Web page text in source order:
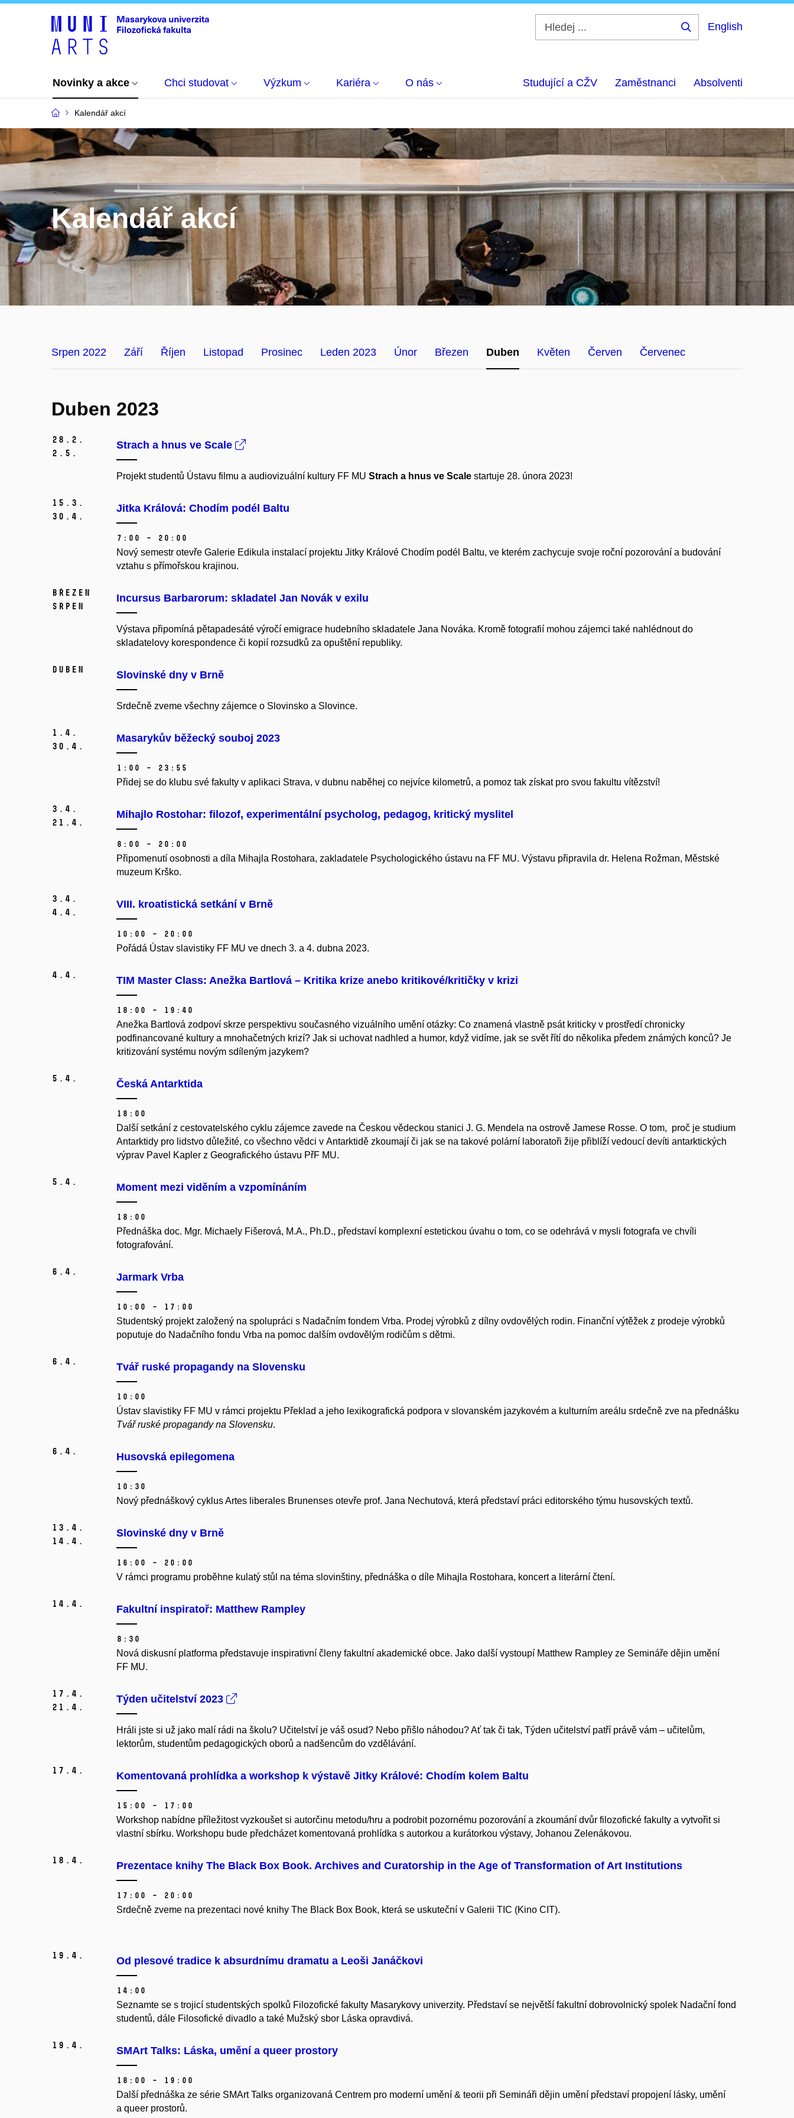
English
Novinky a akce Chci studovat Výzkum Kariéra O nás Studující a CŽV Zaměstnanci Absolventi
Kalendář akcí
Kalendář akcí
Srpen 2022 Září Říjen Listopad Prosinec Leden 2023 Únor Březen Duben Květen Červen Červenec
Duben 2023
28. 2.
2. 5.
Strach a hnus ve Scale
Projekt studentů Ústavu filmu a audiovizuální kultury FF MU Strach a hnus ve Scale startuje 28. února 2023!
15. 3.
30. 4.
Jitka Králová: Chodím podél Baltu
7:00 – 20:00
Nový semestr otevře Galerie Edikula instalací projektu Jitky Králové Chodím podél Baltu, ve kterém zachycuje svoje roční pozorování a budování
vztahu s přímořskou krajinou.
březen
srpen
Incursus Barbarorum: skladatel Jan Novák v exilu
Výstava připomíná pětapadesáté výročí emigrace hudebního skladatele Jana Nováka. Kromě fotografií mohou zájemci také nahlédnout do
skladatelovy korespondence či kopií rozsudků za opuštění republiky.
duben Slovinské dny v Brně
Srdečně zveme všechny zájemce o Slovinsko a Slovince.
1. 4.
30. 4.
Masarykův běžecký souboj 2023
1:00 – 23:55
Přidej se do klubu své fakulty v aplikaci Strava, v dubnu naběhej co nejvíce kilometrů, a pomoz tak získat pro svou fakultu vítězství!
3. 4.
21. 4.
Mihajlo Rostohar: filozof, experimentální psycholog, pedagog, kritický myslitel
8:00 – 20:00
Připomenutí osobnosti a díla Mihajla Rostohara, zakladatele Psychologického ústavu na FF MU. Výstavu připravila dr. Helena Rožman, Městské
muzeum Krško.
3. 4.
4. 4.
VIII. kroatistická setkání v Brně
10:00 – 20:00
Pořádá Ústav slavistiky FF MU ve dnech 3. a 4. dubna 2023.
4. 4. TIM Master Class: Anežka Bartlová – Kritika krize anebo kritikové/kritičky v krizi
18:00 – 19:40
Anežka Bartlová zodpoví skrze perspektivu současného vizuálního umění otázky: Co znamená vlastně psát kriticky v prostředí chronicky
podfinancované kultury a mnohačetných krizí? Jak si uchovat nadhled a humor, když vidíme, jak se svět řítí do několika předem známých konců? Je
kritizování systému novým sdíleným jazykem?
5. 4. Česká Antarktida
18:00
Další setkání z cestovatelského cyklu zájemce zavede na Českou vědeckou stanici J. G. Mendela na ostrově Jamese Rosse. O tom, proč je studium
Antarktidy pro lidstvo důležité, co všechno vědci v Antarktidě zkoumají či jak se na takové polární laboratoři žije přiblíží vedoucí devíti antarktických
výprav Pavel Kapler z Geografického ústavu PřF MU.
5. 4. Moment mezi viděním a vzpomínáním
18:00
Přednáška doc. Mgr. Michaely Fišerová, M.A., Ph.D., představí komplexní estetickou úvahu o tom, co se odehrává v mysli fotografa ve chvíli
fotografování.
6. 4. Jarmark Vrba
10:00 – 17:00
Studentský projekt založený na spolupráci s Nadačním fondem Vrba. Prodej výrobků z dílny ovdovělých rodin. Finanční výtěžek z prodeje výrobků
poputuje do Nadačního fondu Vrba na pomoc dalším ovdovělým rodičům s dětmi.
6. 4. Tvář ruské propagandy na Slovensku
10:00
Ústav slavistiky FF MU v rámci projektu Překlad a jeho lexikografická podpora v slovanském jazykovém a kulturním areálu srdečně zve na přednášku
Tvář ruské propagandy na Slovensku.
6. 4. Husovská epilegomena
10:30
Nový přednáškový cyklus Artes liberales Brunenses otevře prof. Jana Nechutová, která představí práci editorského týmu husovských textů.
13. 4.
14. 4.
Slovinské dny v Brně
16:00 – 20:00
V rámci programu proběhne kulatý stůl na téma slovinštiny, přednáška o díle Mihajla Rostohara, koncert a literární čtení.
14. 4. Fakultní inspiratoř: Matthew Rampley
8:30
Nová diskusní platforma představuje inspirativní členy fakultní akademické obce. Jako další vystoupí Matthew Rampley ze Semináře dějin umění
FF MU.
17. 4.
21. 4.
Týden učitelství 2023
Hráli jste si už jako malí rádi na školu? Učitelství je váš osud? Nebo přišlo náhodou? Ať tak či tak, Týden učitelství patří právě vám – učitelům,
lektorům, studentům pedagogických oborů a nadšencům do vzdělávání.
17. 4. Komentovaná prohlídka a workshop k výstavě Jitky Králové: Chodím kolem Baltu
15:00 – 17:00
Workshop nabídne příležitost vyzkoušet si autorčinu metodu/hru a podrobit pozornému pozorování a zkoumání dvůr filozofické fakulty a vytvořit si
vlastní sbírku. Workshopu bude předcházet komentovaná prohlídka s autorkou a kurátorkou výstavy, Johanou Zelenákovou.
18. 4. Prezentace knihy The Black Box Book. Archives and Curatorship in the Age of Transformation of Art Institutions
17:00 – 20:00
Srdečně zveme na prezentaci nové knihy The Black Box Book, která se uskuteční v Galerii TIC (Kino CIT).
19. 4. Od plesové tradice k absurdnímu dramatu a Leoši Janáčkovi
14:00
Seznamte se s trojicí studentských spolků Filozofické fakulty Masarykovy univerzity. Představí se největší fakultní dobrovolnický spolek Nadační fond
studentů, dále Filosofické divadlo a také Mužský sbor Láska opravdivá.
19. 4. SMArt Talks: Láska, umění a queer prostory
18:00 – 19:00
Další přednáška ze série SMArt Talks organizovaná Centrem pro moderní umění & teorii při Semináři dějin umění představí propojení lásky, umění
a queer prostorů.